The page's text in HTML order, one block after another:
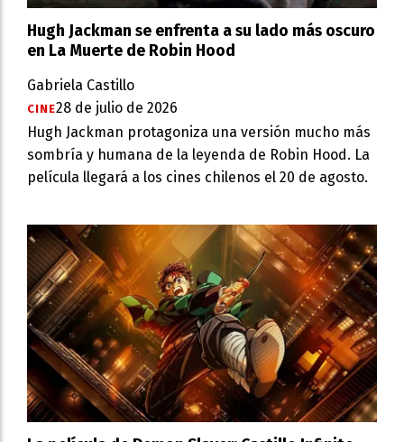
Hugh Jackman se enfrenta a su lado más oscuro
en La Muerte de Robin Hood
Gabriela Castillo
CINE28 de julio de 2026
Hugh Jackman protagoniza una versión mucho más
sombría y humana de la leyenda de Robin Hood. La
película llegará a los cines chilenos el 20 de agosto.